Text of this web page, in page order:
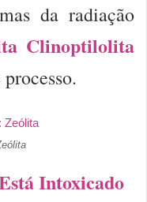
da radiação
Clinoptilolita
Intoxicado